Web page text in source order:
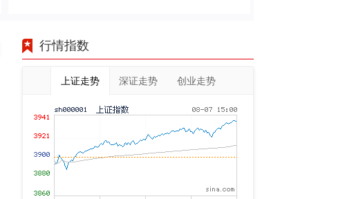
行情指数
上证走势 深证走势 创业走势